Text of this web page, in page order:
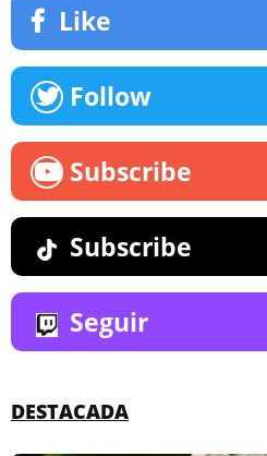
Like
Follow
Subscribe
Subscribe
Seguir
DESTACADA